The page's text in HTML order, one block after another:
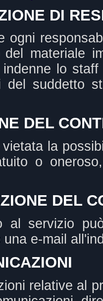
DI
ogni
del materiale
lo
del suddetto
DEL
la
o
DEL
al servizio
una e-mail
relative al